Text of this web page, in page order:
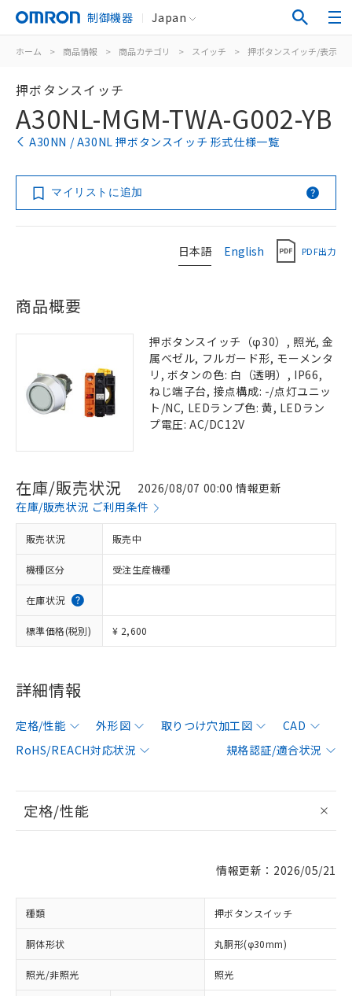
制御機器 Japan
ホーム > 商品情報 > 商品カテゴリ > スイッチ > 押ボタンスイッチ/表示灯
押ボタンスイッチ
A30NL-MGM-TWA-G002-YB
A30NN / A30NL 押ボタンスイッチ 形式仕様一覧
マイリストに追加
日本語 English PDF出力
商品概要
押ボタンスイッチ（φ30）, 照光, 金
属ベゼル, フルガード形, モーメンタ
リ, ボタンの色: 白（透明）, IP66,
ねじ端子台, 接点構成: -/点灯ユニッ
ト/NC, LEDランプ色: 黄, LEDラン
プ電圧: AC/DC12V
在庫/販売状況
2026/08/07 00:00 情報更新
在庫/販売状況 ご利用条件
販売状況 販売中
機種区分 受注生産機種
在庫状況
標準価格(税別) ¥ 2,600
詳細情報
定格/性能 外形図 取りつけ穴加工図
CAD
RoHS/REACH対応状況
規格認証/適合状況
定格/性能
情報更新：2026/05/21
種類 押ボタンスイッチ
胴体形状 丸胴形(φ30mm)
照光/非照光 照光